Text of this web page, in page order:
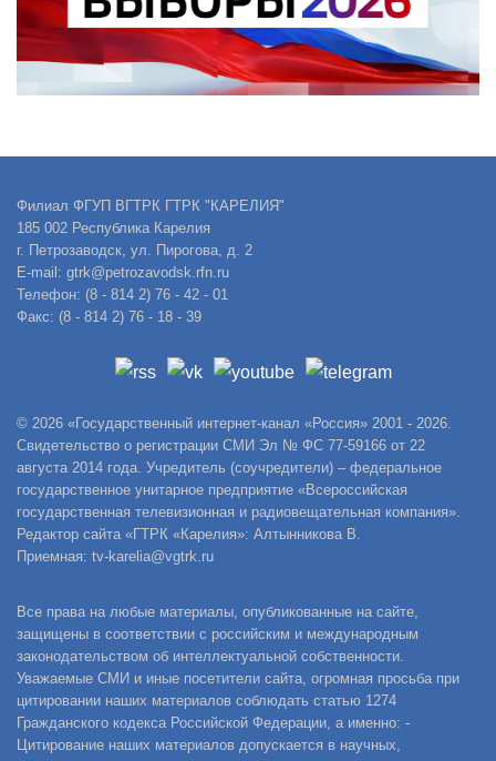
Филиал ФГУП ВГТРК ГТРК "КАРЕЛИЯ"
185 002 Республика Карелия
г. Петрозаводск, ул. Пирогова, д. 2
E-mail: gtrk@petrozavodsk.rfn.ru
Телефон: (8 - 814 2) 76 - 42 - 01
Факс: (8 - 814 2) 76 - 18 - 39
© 2026 «Государственный интернет-канал «Россия» 2001 - 2026.
Свидетельство о регистрации СМИ Эл № ФС 77-59166 от 22
августа 2014 года. Учредитель (соучредители) – федеральное
государственное унитарное предприятие «Всероссийская
государственная телевизионная и радиовещательная компания».
Редактор сайта «ГТРК «Карелия»: Алтынникова В.
Приемная: tv-karelia@vgtrk.ru
Все права на любые материалы, опубликованные на сайте,
защищены в соответствии с российским и международным
законодательством об интеллектуальной собственности.
Уважаемые СМИ и иные посетители сайта, огромная просьба при
цитировании наших материалов соблюдать статью 1274
Гражданского кодекса Российской Федерации, а именно: -
Цитирование наших материалов допускается в научных,